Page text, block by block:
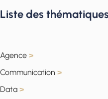
Liste des thématiques
Agence >
Communication >
Data >